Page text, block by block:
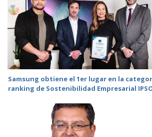
Samsung obtiene el 1er lugar en la
ranking de Sostenibilidad Empresarial